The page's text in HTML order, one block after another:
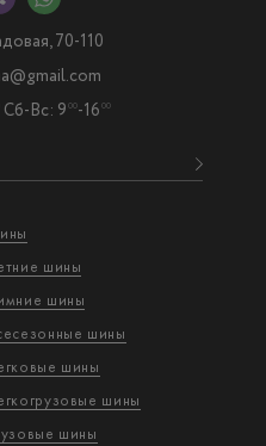
шины
шины
шины
шины
шины
шины
70-110
Сб-Вс: 9 00-16 00